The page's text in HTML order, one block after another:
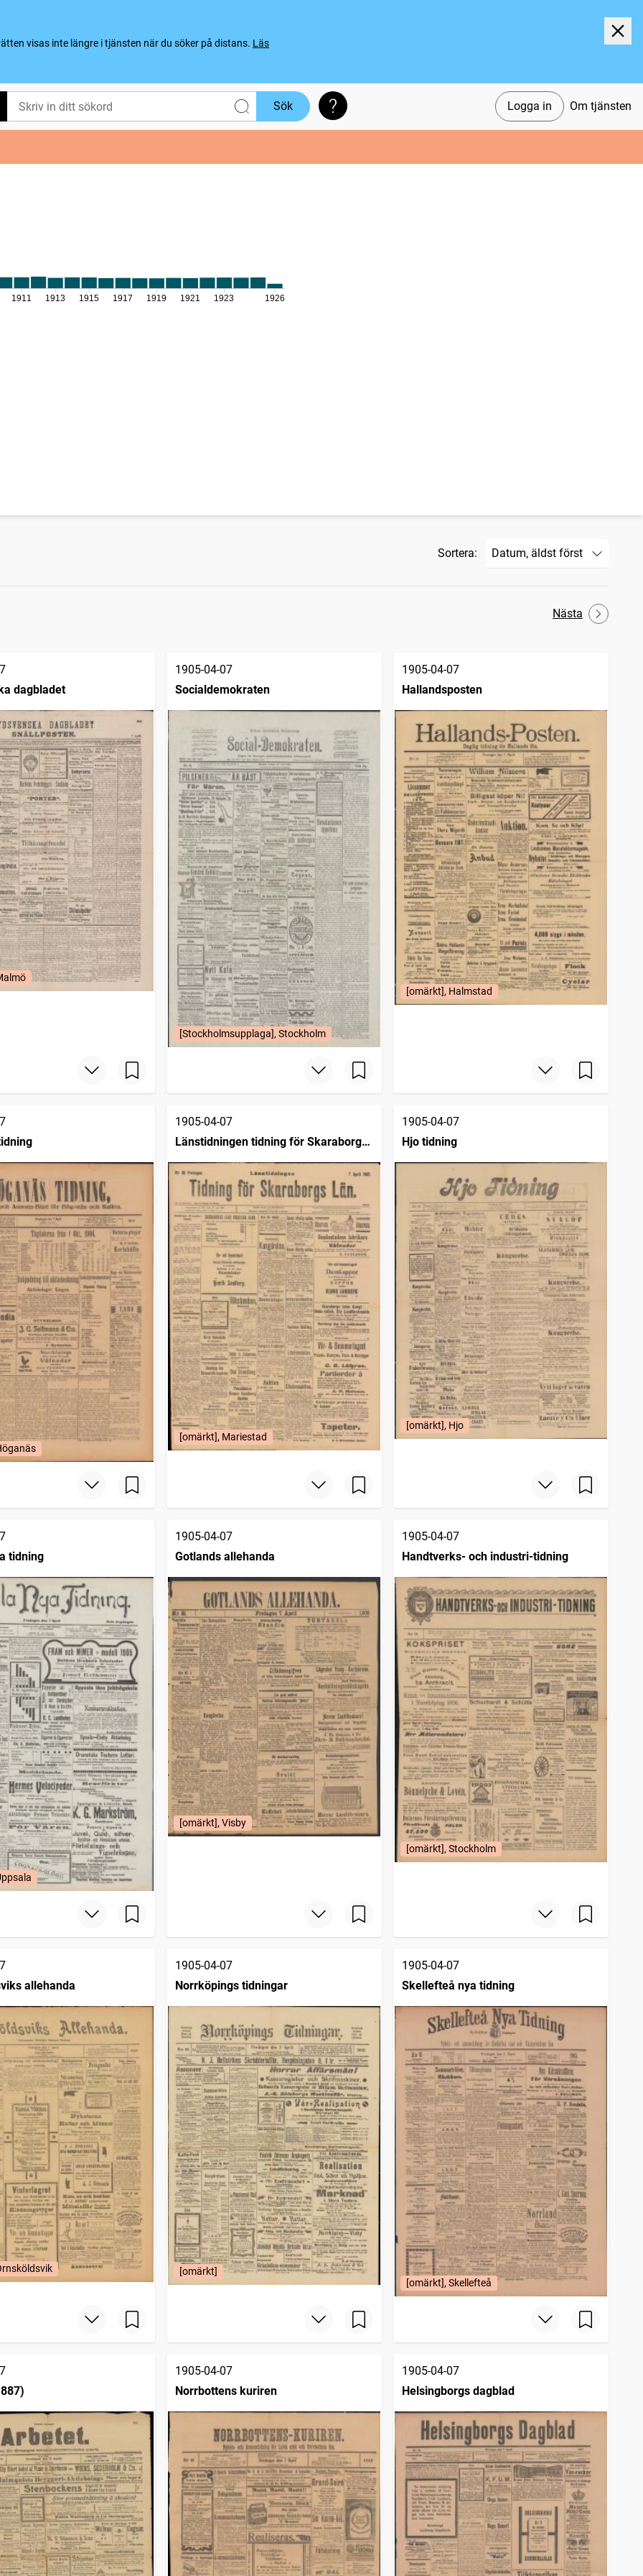
visas inte längre i tjänsten när du söker på distans. Läs
Logga in Om tjänsten
Sök Söktips
1911 1913 1915 1917 1919 1921 1923 1926
Sortera:
Nästa
dagbladet
1905-04-07
Socialdemokraten
[Stockholmsupplaga], Stockholm
1905-04-07
Hallandsposten
[omärkt], Halmstad
1905-04-07
Länstidningen tidning för Skaraborgs
län
[omärkt], Mariestad
1905-04-07
Hjo tidning
[omärkt], Hjo
tidning
1905-04-07
Gotlands allehanda
[omärkt], Visby
1905-04-07
Handtverks- och industri-tidning
[omärkt], Stockholm
allehanda
1905-04-07
Norrköpings tidningar
[omärkt]
1905-04-07
Skellefteå nya tidning
[omärkt], Skellefteå
1905-04-07
Norrbottens kuriren
1905-04-07
Helsingborgs dagblad